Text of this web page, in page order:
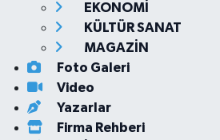
EKONOMİ
KÜLTÜR SANAT
MAGAZİN
Foto Galeri
Video
Yazarlar
Firma Rehberi